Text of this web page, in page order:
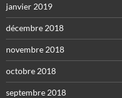
janvier 2019
décembre 2018
novembre 2018
octobre 2018
septembre 2018